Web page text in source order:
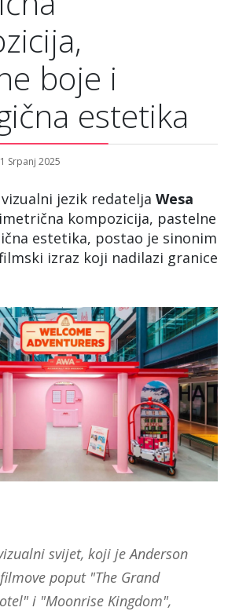
boje i
estetika
Srpanj 2025
jezik redatelja Wesa
kompozicija, pastelne
estetika, postao je sinonim
izraz koji nadilazi granice
svijet, koji je Anderson
poput "The Grand
i "Moonrise Kingdom",